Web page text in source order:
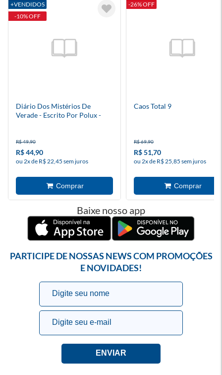
+VENDIDOS
-10% OFF
Diário Dos Mistérios De
Verade - Escrito Por Polux -
R$ 49,90
R$ 44,90
ou 2x de R$ 22,45 sem juros
-26% OFF
Caos Total 9
R$ 69,90
R$ 51,70
ou 2x de R$ 25,85 sem juros
Baixe nosso app
PARTICIPE DE NOSSAS NEWS COM PROMOÇÕES
E NOVIDADES!